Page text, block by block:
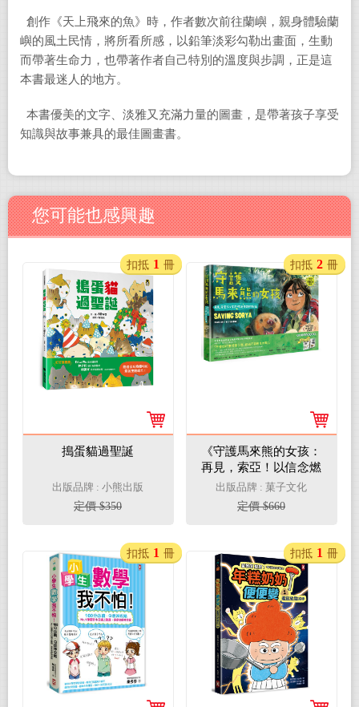
創作《天上飛來的魚》時，作者數次前往蘭嶼，親身體驗蘭
嶼的風土民情，將所看所感，以鉛筆淡彩勾勒出畫面，生動
而帶著生命力，也帶著作者自己特別的溫度與步調，正是這
本書最迷人的地方。
本書優美的文字、淡雅又充滿力量的圖畫，是帶著孩子享受
知識與故事兼具的最佳圖畫書。
您可能也感興趣
搗蛋貓過聖誕
出版品牌 : 小熊出版
定價 $350
扣抵 1 冊
《守護馬來熊的女孩：
再見，索亞！以信念燃
亮夢想的旅程》(真實故
事改編，隨書附贈手繪
海報)
出版品牌 : 菓子文化
定價 $660
扣抵 2 冊
扣抵 1 冊 扣抵 1 冊